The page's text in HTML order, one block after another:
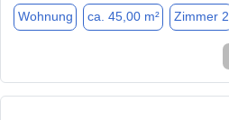
Wohnung ca. 45,00 m² Zimmer 2